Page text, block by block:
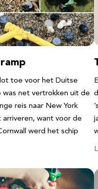
toe voor het Duitse
was net vertrokken uit de
reis naar New York
want voor de
werd het schip